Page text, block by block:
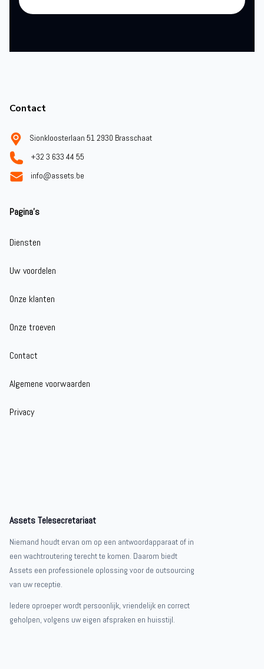
Contact
Sionkloosterlaan 51 2930 Brasschaat
+32 3 633 44 55
info@assets.be
Pagina's
Diensten
Uw voordelen
Onze klanten
Onze troeven
Contact
Algemene voorwaarden
Privacy
Assets Telesecretariaat
Niemand houdt ervan om op een antwoordapparaat of in
een wachtroutering terecht te komen. Daarom biedt
Assets een professionele oplossing voor de outsourcing
van uw receptie.
Iedere oproeper wordt persoonlijk, vriendelijk en correct
geholpen, volgens uw eigen afspraken en huisstijl.